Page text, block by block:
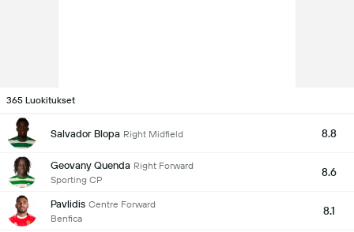
365 Luokitukset
Salvador Blopa Right Midfield 8.8
Geovany Quenda Right Forward
Sporting CP
8.6
Pavlidis Centre Forward
Benfica
8.1